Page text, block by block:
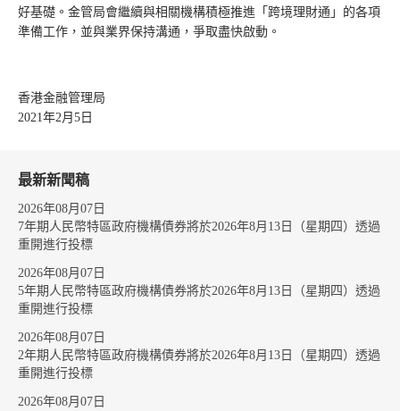
好基礎。金管局會繼續與相關機構積極推進「跨境理財通」的各項
準備工作，並與業界保持溝通，爭取盡快啟動。
香港金融管理局
2021年2月5日
最新新聞稿
2026年08月07日
7年期人民幣特區政府機構債券將於2026年8月13日（星期四）透過
重開進行投標
2026年08月07日
5年期人民幣特區政府機構債券將於2026年8月13日（星期四）透過
重開進行投標
2026年08月07日
2年期人民幣特區政府機構債券將於2026年8月13日（星期四）透過
重開進行投標
2026年08月07日